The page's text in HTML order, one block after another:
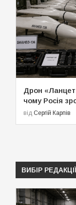
Дрон
чому Росія
від Сергій Карпів
ВИБІР